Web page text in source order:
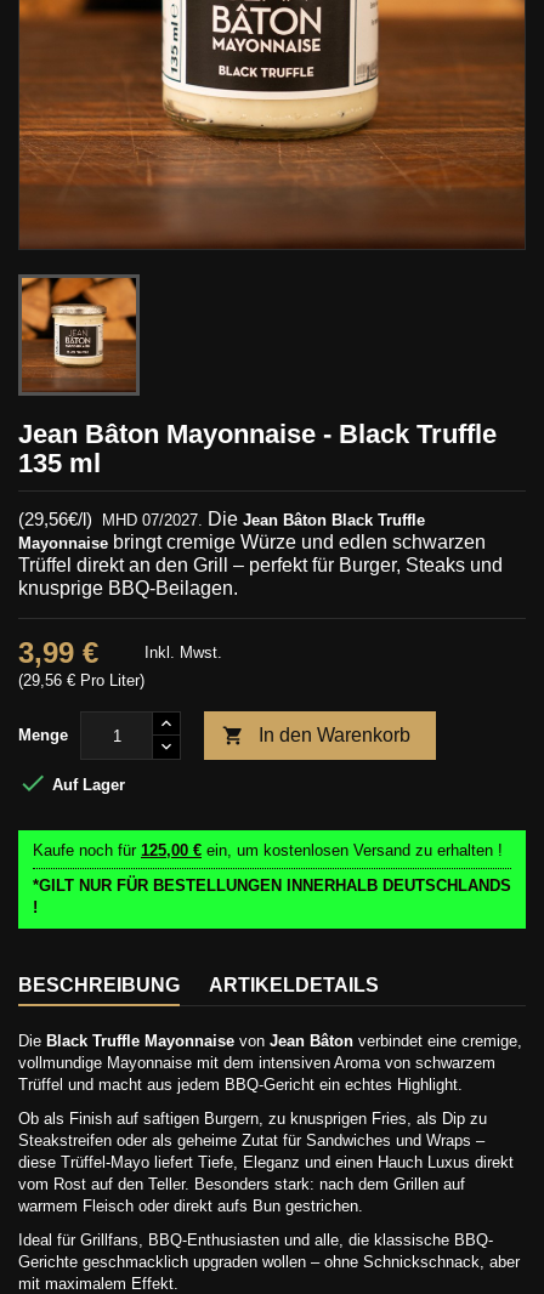
Jean Bâton Mayonnaise - Black Truffle
135 ml
(29,56€/l) MHD 07/2027. Die Jean Bâton Black Truffle
Mayonnaise bringt cremige Würze und edlen schwarzen
Trüffel direkt an den Grill – perfekt für Burger, Steaks und
knusprige BBQ-Beilagen.
3,99 €
(29,56 € Pro Liter)
Inkl. Mwst.
Menge  In den Warenkorb
 Auf Lager
Kaufe noch für 125,00 € ein, um kostenlosen Versand zu erhalten !
*GILT NUR FÜR BESTELLUNGEN INNERHALB DEUTSCHLANDS
!
BESCHREIBUNG ARTIKELDETAILS
Die Black Truffle Mayonnaise von Jean Bâton verbindet eine cremige,
vollmundige Mayonnaise mit dem intensiven Aroma von schwarzem
Trüffel und macht aus jedem BBQ-Gericht ein echtes Highlight.
Ob als Finish auf saftigen Burgern, zu knusprigen Fries, als Dip zu
Steakstreifen oder als geheime Zutat für Sandwiches und Wraps –
diese Trüffel-Mayo liefert Tiefe, Eleganz und einen Hauch Luxus direkt
vom Rost auf den Teller. Besonders stark: nach dem Grillen auf
warmem Fleisch oder direkt aufs Bun gestrichen.
Ideal für Grillfans, BBQ-Enthusiasten und alle, die klassische BBQ-
Gerichte geschmacklich upgraden wollen – ohne Schnickschnack, aber
mit maximalem Effekt.